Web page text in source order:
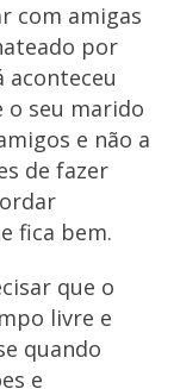
com amigas
por
aconteceu
o seu marido
e não a
de fazer
fica bem.
que o
livre e
quando
e